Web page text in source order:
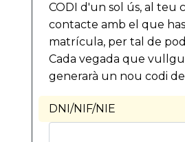
CODI d'un sol ús, al teu
contacte amb el que
matrícula, per tal de
Cada vegada que
generarà un nou codi
DNI/NIF/NIE